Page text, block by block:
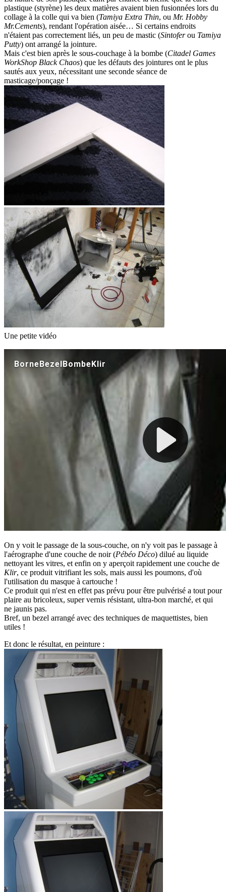
plastique (styrène) les deux matières avaient bien fusionnées lors du
collage à la colle qui va bien (Tamiya Extra Thin, ou Mr. Hobby
Mr.Cements), rendant l'opération aisée… Si certains endroits
n'étaient pas correctement liés, un peu de mastic (Sintoferou Tamiya
Putty) ont arrangé la jointure.
Mais c'est bien après le sous-couchage à la bombe (Citadel Games
WorkShop Black Chaos) que les défauts des jointures ont le plus
sautés aux yeux, nécessitant une seconde séance de
masticage/ponçage !
Une petite vidéo
On y voit le passage de la sous-couche, on n'y voit pas le passage à
l'aérographe d'une couche de noir (Pébéo Déco) dilué au liquide
nettoyant les vitres, et enfin on y aperçoit rapidement une couche de
Klir, ce produit vitrifiant les sols, mais aussi les poumons, d'où
l'utilisation du masque à cartouche !
Ce produit qui n'est en effet pas prévu pour être pulvérisé a tout pour
plaire au bricoleux, super vernis résistant, ultra-bon marché, et qui
ne jaunis pas.
Bref, un bezel arrangé avec des techniques de maquettistes, bien
utiles !
Et donc le résultat, en peinture :